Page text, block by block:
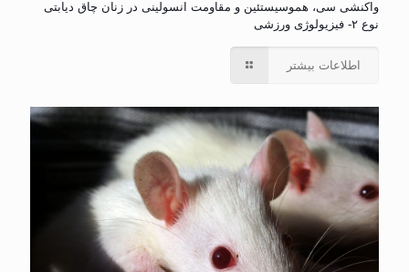
واکنشی سی، هموسیستئین و مقاومت انسولینی در زنان چاق دیابتی
نوع ۲- فیزیولوژی ورزشی
اطلاعات بیشتر